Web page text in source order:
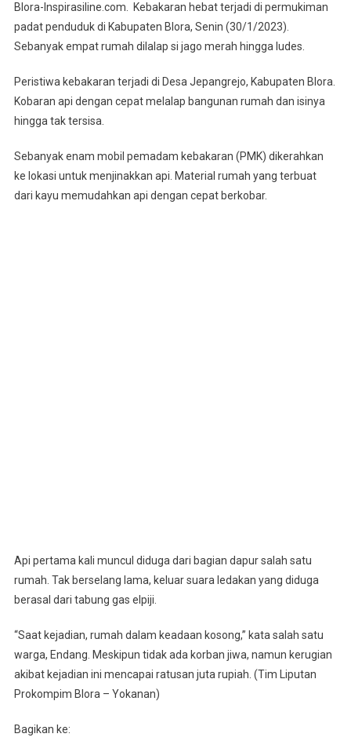
Di
Permukiman
Padat
Di
Blora,
Ludes
Terbakar
Blora-Inspirasiline.com. Kebakaran hebat terjadi di permukiman
padat penduduk di Kabupaten Blora, Senin (30/1/2023).
Sebanyak empat rumah dilalap si jago merah hingga ludes.
Peristiwa kebakaran terjadi di Desa Jepangrejo, Kabupaten Blora.
Kobaran api dengan cepat melalap bangunan rumah dan isinya
hingga tak tersisa.
Sebanyak enam mobil pemadam kebakaran (PMK) dikerahkan
ke lokasi untuk menjinakkan api. Material rumah yang terbuat
dari kayu memudahkan api dengan cepat berkobar.
Api pertama kali muncul diduga dari bagian dapur salah satu
rumah. Tak berselang lama, keluar suara ledakan yang diduga
berasal dari tabung gas elpiji.
“Saat kejadian, rumah dalam keadaan kosong,” kata salah satu
warga, Endang. Meskipun tidak ada korban jiwa, namun kerugian
akibat kejadian ini mencapai ratusan juta rupiah. (Tim Liputan
Prokompim Blora – Yokanan)
Bagikan ke: